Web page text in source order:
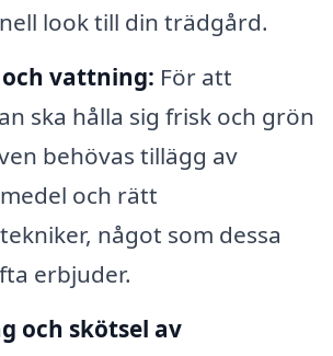
look till din trädgård.
vattning: För att
ska hålla sig frisk och grön
behövas tillägg av
och rätt
något som dessa
erbjuder.
och skötsel av